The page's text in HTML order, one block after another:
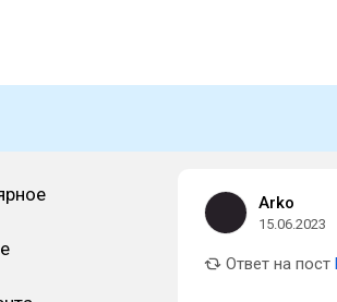
Arko
15.06.2023
Ответ на пост